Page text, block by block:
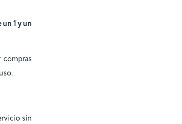
1 y un
sin